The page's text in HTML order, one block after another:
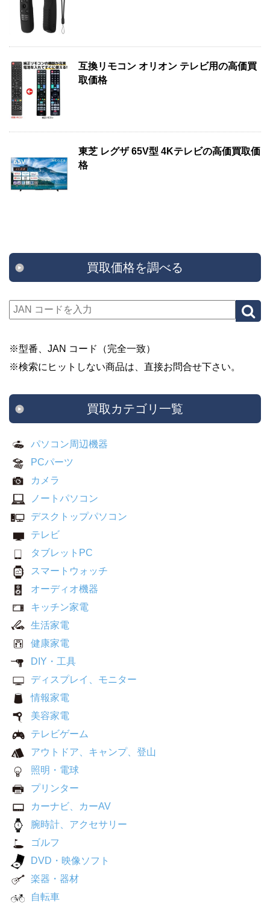
互換リモコン オリオン テレビ用の高価買
取価格
東芝 レグザ 65V型 4Kテレビの高価買取価
格
買取価格を調べる
※型番、JAN コード（完全一致）
※検索にヒットしない商品は、直接お問合せ下さい。
買取カテゴリ一覧
パソコン周辺機器
PCパーツ
カメラ
ノートパソコン
デスクトップパソコン
テレビ
タブレットPC
スマートウォッチ
オーディオ機器
キッチン家電
生活家電
健康家電
DIY・工具
ディスプレイ、モニター
情報家電
美容家電
テレビゲーム
アウトドア、キャンプ、登山
照明・電球
プリンター
カーナビ、カーAV
腕時計、アクセサリー
ゴルフ
DVD・映像ソフト
楽器・器材
自転車